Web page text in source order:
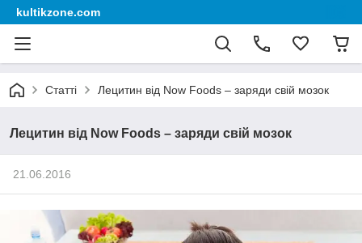
kultikzone.com
Статті Лецитин від Now Foods – заряди свій мозок
Лецитин від Now Foods – заряди свій мозок
21.06.2016